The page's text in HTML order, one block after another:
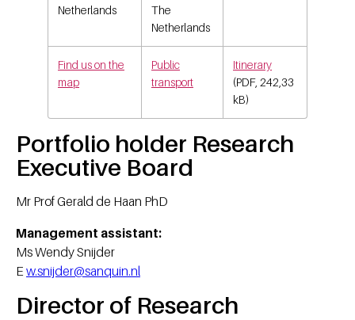
Netherlands
The
Netherlands
Find us on the
map
Public
transport
Itinerary
(PDF, 242,33
kB)
Portfolio holder Research
Executive Board
Mr Prof Gerald de Haan PhD
Management assistant:
Ms Wendy Snijder
E w.snijder@sanquin.nl
Director of Research